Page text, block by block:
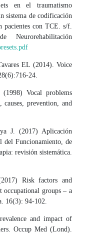
en el traumatismo
sistema de codificación
con TCE. s/f.
EL (2014). Voice
24.
Vocal problems
prevention, and
J. (2017) Aplicación
del Funcionamiento, de
revisión sistemática.
Risk factors and
occupational groups – a
16(3): 94-102.
and impact of
Occup Med (Lond).